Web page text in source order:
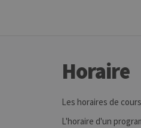
Horaire
Les horaires de
L'horaire d'un